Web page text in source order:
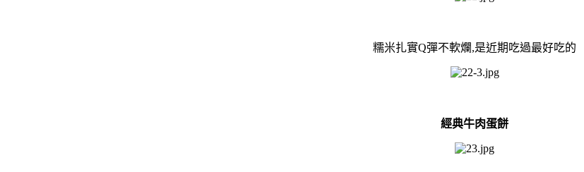
糯米扎實Q彈不軟爛,是近期吃過最好吃的
經典牛肉蛋餅